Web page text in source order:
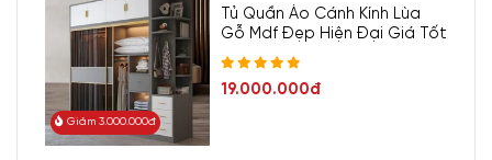
Giảm 3.000.000đ
Tủ Quần Áo Cánh Kính Lùa
Gỗ Mdf Đẹp Hiện Đại Giá Tốt
19.000.000đ